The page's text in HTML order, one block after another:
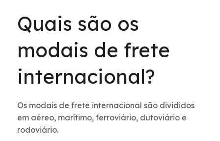
Quais são os
modais de frete
internacional?
Os modais de frete internacional são divididos
em aéreo, marítimo, ferroviário, dutoviário e
rodoviário.